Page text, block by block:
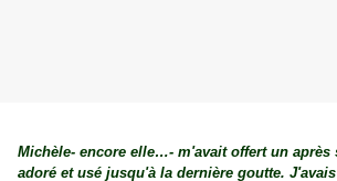
Michèle- encore elle…- m'avait offert un
adoré et usé jusqu'à la dernière goutte.